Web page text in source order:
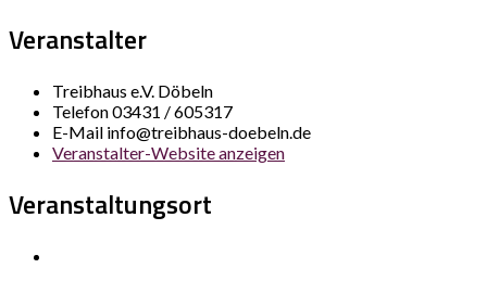
Veranstalter
Treibhaus e.V. Döbeln
Telefon03431 / 605317
E-Mail info@treibhaus-doebeln.de
Veranstalter-Website anzeigen
Veranstaltungsort